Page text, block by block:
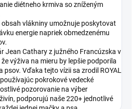
diétneho krmiva so zníženým
obsah vlákniny umožnuje poskytovat
energie napriek obmedzenému
Jean Cathary z južného Francúzska v
výživa na mieru by lepšie podporila
psov. Vďaka tejto vízii sa zrodil ROYAL
pokrokové vedecké
pozorovanie na výber
podporujú naše 220+ jednotlivé